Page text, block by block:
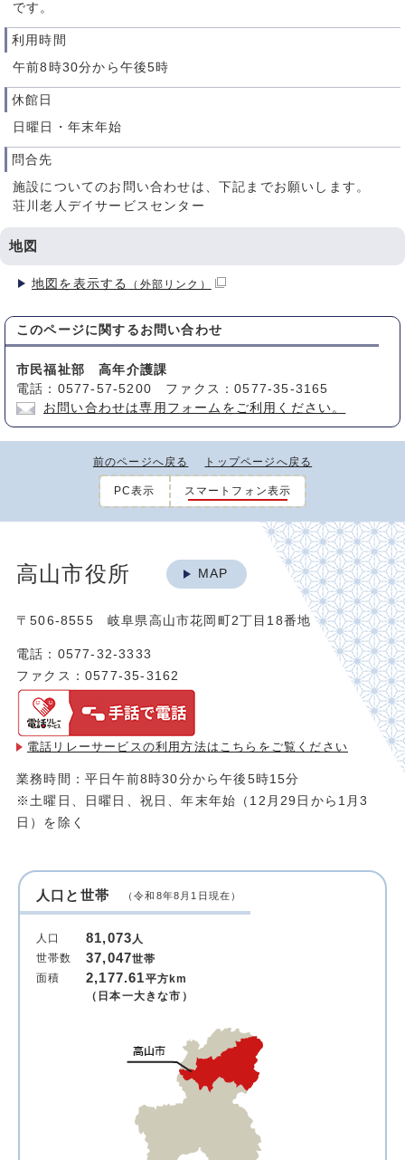
です。
利用時間
午前8時30分から午後5時
休館日
日曜日・年末年始
問合先
施設についてのお問い合わせは、下記までお願いします。
荘川老人デイサービスセンター
地図
地図を表示する （外部リンク）
このページに関する お問い合わせ
市民福祉部 高年介護課
電話：0577-57-5200 ファクス：0577-35-3165
お問い合わせは専用フォームをご利用ください。
前のページへ戻る トップページへ戻る
PC表示 スマートフォン表示
高山市役所 MAP
〒506-8555 岐阜県高山市花岡町2丁目18番地
電話：0577-32-3333
ファクス：0577-35-3162
電話リレーサービスの利用方法は こちらをご覧ください
業務時間：平日午前8時30分から午後5時15分
※土曜日、日曜日、祝日、年末年始（12月29日から1月3
日）を除く
人口と世帯 （令和8年8月1日現在）
人口 81,073人
世帯数
37,047世帯
面積
2,177.61平方km
（日本一大きな市）